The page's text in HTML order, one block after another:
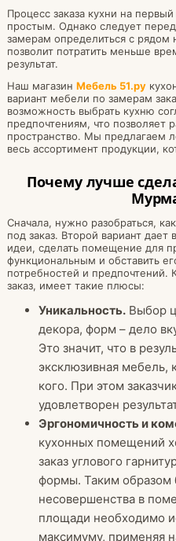
Процесс заказа кухни на
простым. Однако следует
замерам определиться с
позволит потратить меньше
результат.
Наш магазин Мебель 51.ру
вариант мебели по замерам
возможность выбрать кухню
предпочтениям, что позволяет
пространство. Мы предлагаем
весь ассортимент продукции,
Почему лучше
Сначала, нужно разобраться,
под заказ. Второй вариант дает
идеи, сделать помещение для
функциональным и обставить
потребностей и предпочтений.
заказ, имеет такие плюсы:
Уникальность.Выбор
декора, форм – дело
Это значит, что в
эксклюзивная мебель,
кого. При этом
удовлетворен
Эргономичность и
кухонных помещений
заказ углового
формы. Таким образом
несовершенства в
площади необходимо
максимуму, применяя